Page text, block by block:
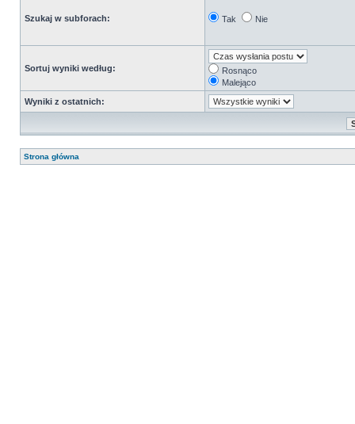
Szukaj w subforach: Tak Nie
Sortuj wyniki według:
Rosnąco
Malejąco
Wyniki z ostatnich:
Strona główna